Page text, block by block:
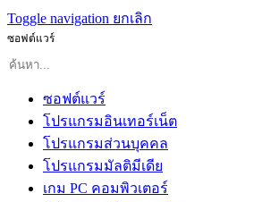
Toggle navigation ยกเลิก
ซอฟต์แวร์
ซอฟต์แวร์
โปรแกรมอินเทอร์เน็ต
โปรแกรมส่วนบุคคล
โปรแกรมมัลติมีเดีย
เกม PC คอมพิวเตอร์